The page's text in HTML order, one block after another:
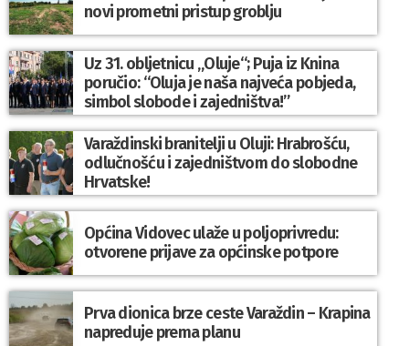
novi prometni pristup groblju
Uz 31. obljetnicu „Oluje“; Puja iz Knina
poručio: “Oluja je naša najveća pobjeda,
simbol slobode i zajedništva!”
Varaždinski branitelji u Oluji: Hrabrošću,
odlučnošću i zajedništvom do slobodne
Hrvatske!
Općina Vidovec ulaže u poljoprivredu:
otvorene prijave za općinske potpore
Prva dionica brze ceste Varaždin – Krapina
napreduje prema planu